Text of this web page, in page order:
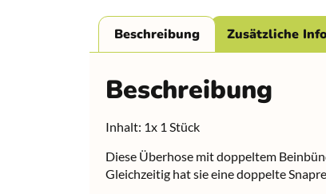
Beschreibung Zusätzliche
Beschreibung
Inhalt: 1x 1 Stück
Diese Überhose mit doppeltem
Gleichzeitig hat sie eine doppelte